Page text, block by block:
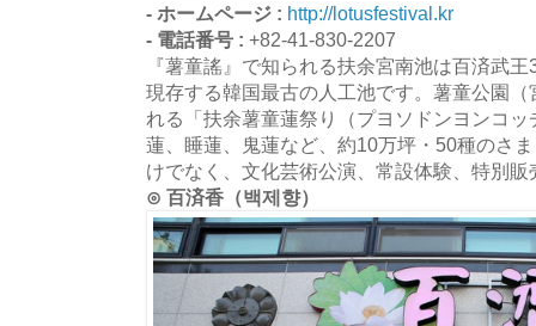
- ホームページ : http://lotusfestival.kr
- 電話番号 : +82-41-830-2207
『薯童謠』で知られる扶余宮南池は百済武
現存する韓国最古の人工池です。薯童公園
れる「扶余薯童蓮祭り（プヨソドンヨンコ
蓮、睡蓮、鬼蓮など、約10万坪・50種のさ
けでなく、文化芸術公演、常設体験、特別
⊙ 百済香（백제향）